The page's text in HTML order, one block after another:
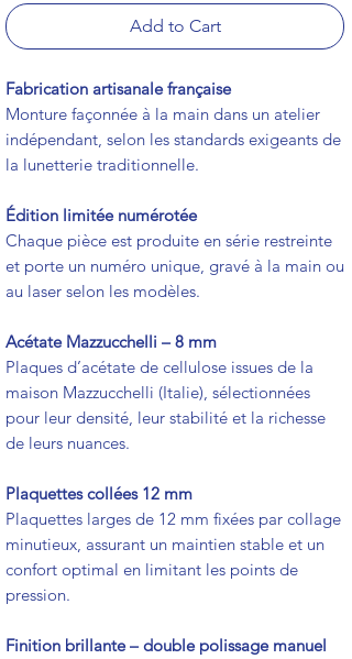
Add to Cart
Fabrication artisanale française
Monture façonnée à la main dans un atelier
indépendant, selon les standards exigeants de
la lunetterie traditionnelle.
Édition limitée numérotée
Chaque pièce est produite en série restreinte
et porte un numéro unique, gravé à la main ou
au laser selon les modèles.
Acétate Mazzucchelli – 8 mm
Plaques d’acétate de cellulose issues de la
maison Mazzucchelli (Italie), sélectionnées
pour leur densité, leur stabilité et la richesse
de leurs nuances.
Plaquettes collées 12 mm
Plaquettes larges de 12 mm fixées par collage
minutieux, assurant un maintien stable et un
confort optimal en limitant les points de
pression.
Finition brillante – double polissage manuel